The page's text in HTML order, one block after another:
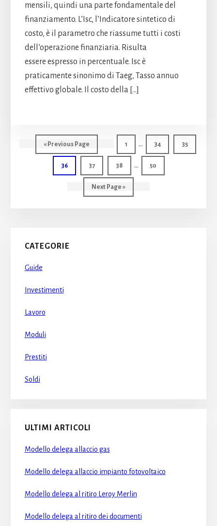
mensili, quindi una parte fondamentale del
finanziamento. L’Isc, l’Indicatore sintetico di
costo, è il parametro che riassume tutti i costi
dell’operazione finanziaria. Risulta
essere espresso in percentuale. Isc è
praticamente sinonimo di Taeg, Tasso annuo
effettivo globale. Il costo della […]
« Go
to
Previous Page Page
1
Interim
pages
omitted
… Page
34 Page
35
Page
36 Page
37 Page
38
Interim
pages
… Page
50
Go
to
Next Page »
Primary
Sidebar
CATEGORIE
Guide
Investimenti
Lavoro
Moduli
Prestiti
Soldi
ULTIMI ARTICOLI
Modello delega allaccio gas​
Modello delega allaccio impianto fotovoltaico​
Modello delega al ritiro Leroy Merlin​
Modello delega al ritiro dei documenti​